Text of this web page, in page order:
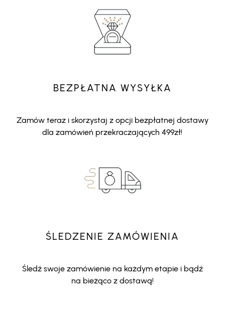
BEZPŁATNA WYSYŁKA
Zamów teraz i skorzystaj z opcji bezpłatnej dostawy
dla zamówień przekraczających 499zł!
ŚLEDZENIE ZAMÓWIENIA
Śledź swoje zamówienie na każdym etapie i bądź
na bieżąco z dostawą!